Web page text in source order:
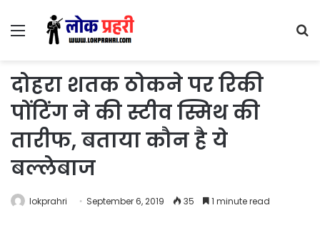
Menu
दोहरा शतक ठोकने पर रिकी
पोंटिंग ने की स्टीव स्मिथ की
तारीफ, बताया कौन है ये
बल्लेबाज
lokprahri September 6, 2019 35 1 minute read